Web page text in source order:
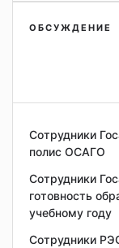
ОБСУЖДЕНИЕ
Сотрудники
полис ОСАГО
Сотрудники
готовность
учебному году
Сотрудники